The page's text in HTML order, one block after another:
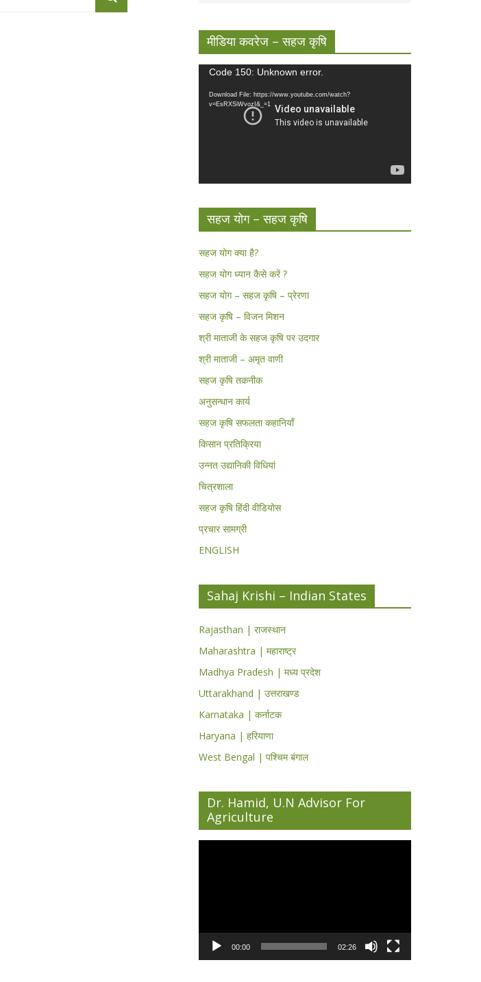
मीडिया कवरेज – सहज कृषि
Video
Code 150: Unknown error.
Download File: https://www.youtube.com/watch?
v=EsRXSiWvozI&_=1
सहज योग – सहज कृषि
सहज योग क्या है?
सहज योग ध्यान कैसे करें ?
सहज योग – सहज कृषि – प्रेरणा
सहज कृषि – विजन मिशन
श्री माताजी के सहज कृषि पर उदगार
श्री माताजी – अमृत वाणी
सहज कृषि तकनीक
अनुसन्धान कार्य
सहज कृषि सफलता कहानियाँ
किसान प्रतिक्रिया
उन्नत उद्यानिकी विधियां
चित्रशाला
सहज कृषि हिंदी वीडियोस
प्रचार सामग्री
ENGLISH
Sahaj Krishi – Indian States
Rajasthan | राजस्थान
Maharashtra | महाराष्ट्र
Madhya Pradesh | मध्य प्रदेश
Uttarakhand | उत्तराखण्ड
Karnataka | कर्नाटक
Haryana | हरियाणा
West Bengal | पश्चिम बंगाल
Dr. Hamid, U.N Advisor For
Agriculture
00:00 02:26